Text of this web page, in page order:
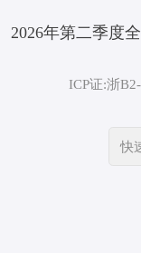
2026年第二季度
ICP证:浙
快